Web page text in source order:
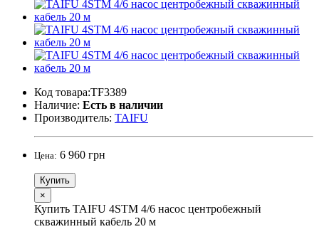
Код товара:TF3389
Наличие: Есть в наличии
Производитель: TAIFU
Цена: 6 960 грн
Купить
×
Купить TAIFU 4STM 4/6 насос центробежный
скважинный кабель 20 м